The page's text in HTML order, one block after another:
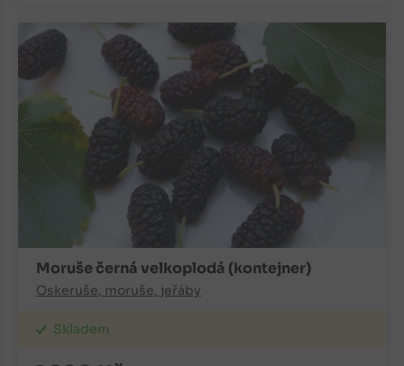
Moruše černá velkoplodá (kontejner)
Oskeruše, moruše, jeřáby
Skladem